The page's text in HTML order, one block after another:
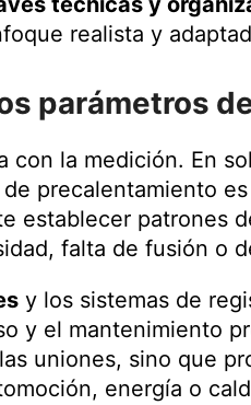
realista y
parámetros
con la medición. En
precalentamiento
establecer patrones
falta de fusión o
y los sistemas de
y el mantenimiento
uniones, sino que
energía o